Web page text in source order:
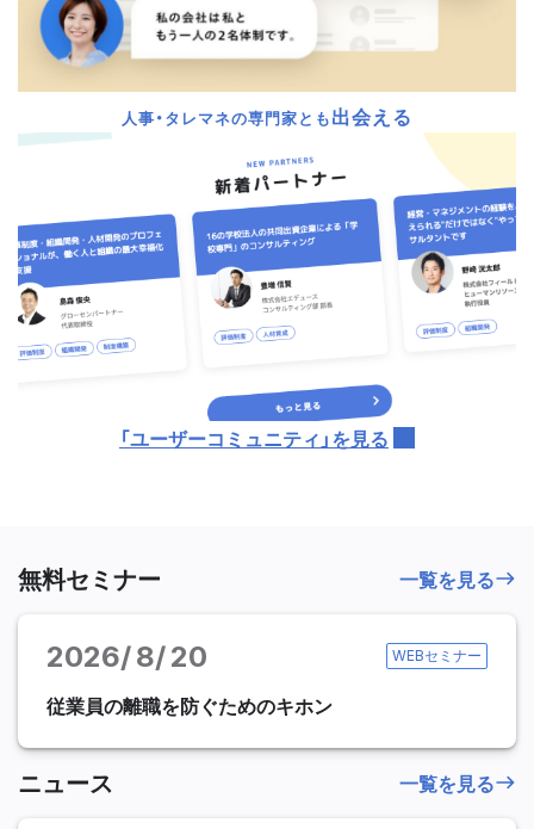
無料セミナー
2026 8 20 WEBセミナー
従業員の離職を防ぐためのキホン
一覧を見る
ニュース 一覧を見る
人事・タレマネの専門家とも出会える
「ユーザーコミュニティ」を見る